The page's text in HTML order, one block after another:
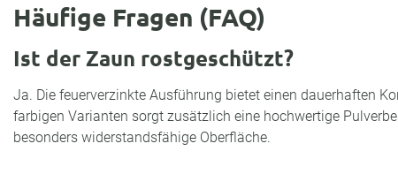
Häufige Fragen (FAQ)
Ist der Zaun rostgeschützt?
Ja. Die feuerverzinkte Ausführung bietet einen dauerhaften
farbigen Varianten sorgt zusätzlich eine hochwertige
besonders widerstandsfähige Oberfläche.